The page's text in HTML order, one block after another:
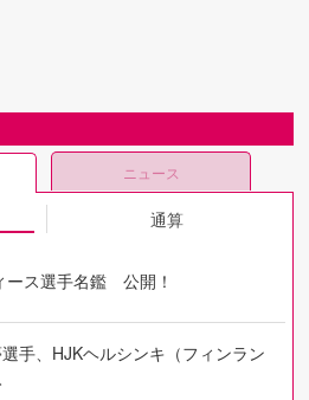
ニュース
通算
ース選手名鑑 公開！
手、HJKヘルシンキ（フィンラン